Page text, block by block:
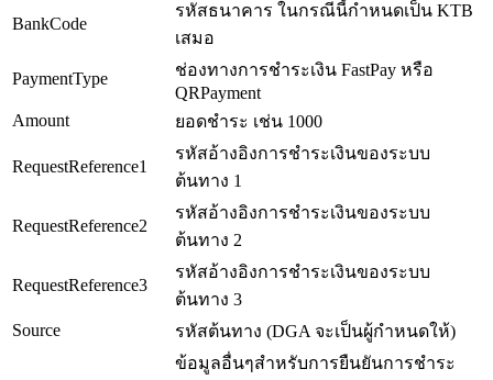
BankCode
รหัสธนาคาร ในกรณีนี้กำหนดเป็น KTB
เสมอ
PaymentType
ช่องทางการชำระเงิน FastPay หรือ
QRPayment
Amount
ยอดชำระ เช่น 1000
RequestReference1
รหัสอ้างอิงการชำระเงินของระบบ
ต้นทาง 1
RequestReference2
รหัสอ้างอิงการชำระเงินของระบบ
ต้นทาง 2
RequestReference3
รหัสอ้างอิงการชำระเงินของระบบ
ต้นทาง 3
Source
รหัสต้นทาง (DGA จะเป็นผู้กำหนดให้)
ข้อมูลอื่นๆสำหรับการยืนยันการชำระ